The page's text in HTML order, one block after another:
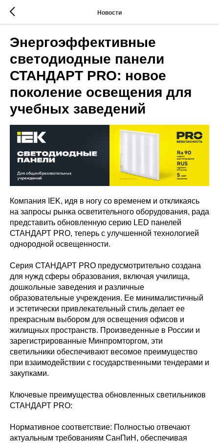
Новости
Энергоэффективные
светодиодные панели
СТАНДАРТ PRO: новое
поколение освещения для
учебных заведений
Компания IEK, идя в ногу со временем и откликаясь
на запросы рынка осветительного оборудования, рада
представить обновленную серию LED панелей
СТАНДАРТ PRO, теперь с улучшенной технологией
однородной освещенности.
Серия СТАНДАРТ PRO предусмотрительно создана
для нужд сферы образования, включая училища,
дошкольные заведения и различные
образовательные учреждения. Ее минималистичный
и эстетически привлекательный стиль делает ее
прекрасным выбором для освещения офисов и
жилищных пространств. Произведенные в России и
зарегистрированные Минпромторгом, эти
светильники обеспечивают весомое преимущество
при взаимодействии с государственными тендерами и
закупками.
Ключевые преимущества обновленных светильников
СТАНДАРТ PRO:
Нормативное соответствие: Полностью отвечают
актуальным требованиям СанПиН, обеспечивая